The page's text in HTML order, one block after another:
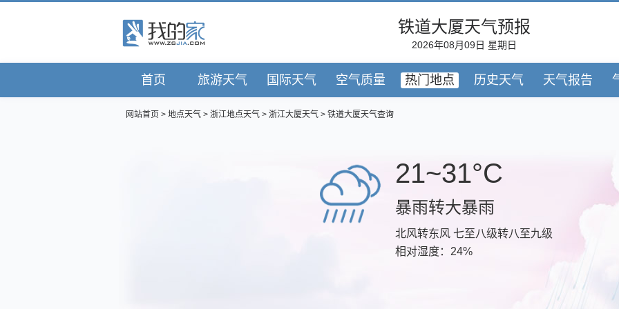
铁道大厦天气预报
2026年08月09日 星期日
首页 旅游天气 国际天气 空气质量 热门地点 历史天气 天气报告
网站首页 > 地点天气 > 浙江地点天气 > 浙江大厦天气 > 铁道大厦天气查询
21~31°C
暴雨转大暴雨
北风转东风 七至八级转八至九级
相对湿度：24%